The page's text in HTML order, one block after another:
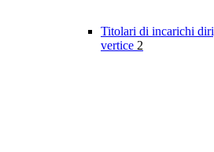
Titolari di incarichi
vertice 2